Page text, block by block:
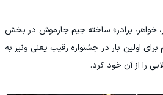
خواهر، برادر» ساخته جیم جارموش در بخش
اولین بار در جشنواره رقیب یعنی ونیز به
را از آن خود کرد.